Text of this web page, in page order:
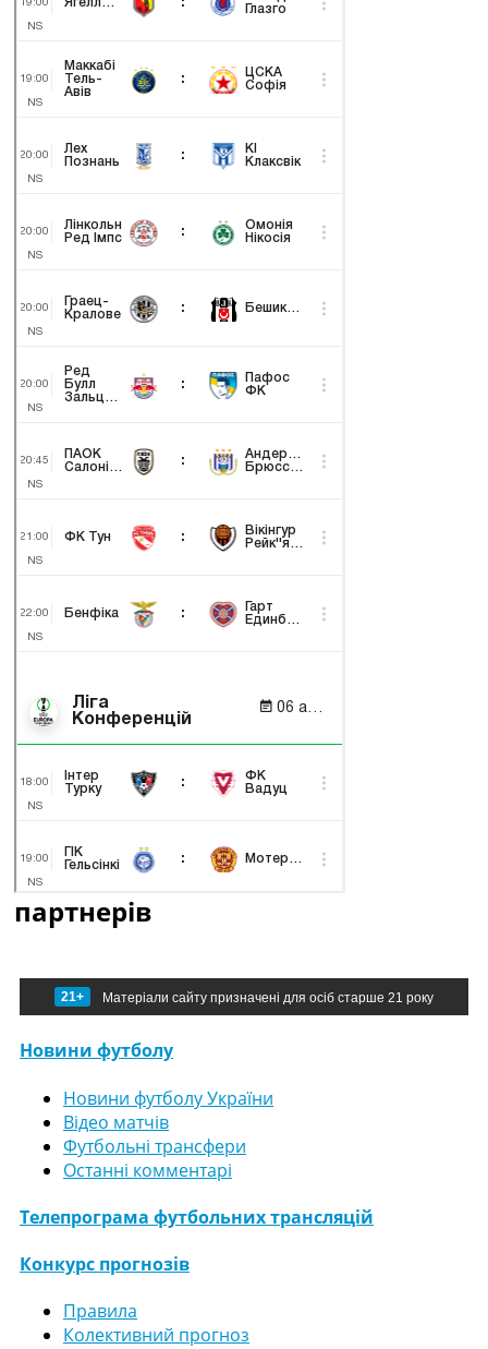
партнерів
21+ Матеріали сайту призначені для осіб старше 21 року
Новини футболу
Новини футболу України
Відео матчів
Футбольні трансфери
Останні комментарі
Телепрограма футбольних трансляцій
Конкурс прогнозів
Правила
Колективний прогноз